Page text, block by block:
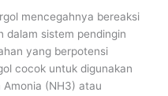
mencegahnya bereaksi
dalam sistem pendingin
yang berpotensi
cocok untuk digunakan
(NH3) atau